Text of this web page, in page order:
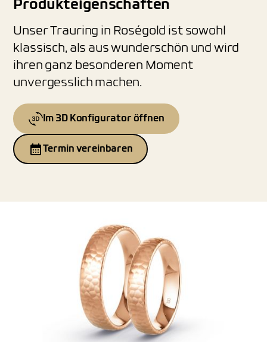
Produkteigenschaften
Unser Trauring in Roségold ist sowohl
klassisch, als aus wunderschön und wird
ihren ganz besonderen Moment
unvergesslich machen.
Im 3D Konfigurator öffnen
Termin vereinbaren